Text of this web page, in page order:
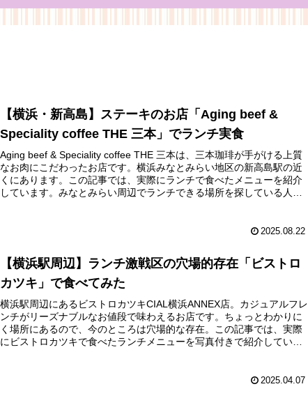
【横浜・新高島】ステーキのお店「Aging beef &
Speciality coffee THE 三本」でランチ実食
Aging beef & Speciality coffee THE 三本は、三本珈琲が手がける上質
なお肉にこだわったお店です。横浜みなとみらい地区の新高島駅の近
くにあります。この記事では、実際にランチで食べたメニューを紹介
しています。みなとみらい周辺でランチできる場所を探している人は
2025.08.22
【横浜駅周辺】ランチ激戦区の穴場的存在「ビストロ
カツキ」で食べてみた
横浜駅周辺にあるビストロカツキCIAL横浜ANNEX店。カジュアルフレ
ンチがリーズナブルなお値段で味わえるお店です。ちょっとわかりに
く場所にあるので、今のところは穴場的な存在。この記事では、実際
にビストロカツキで食べたランチメニューを写真付きで紹介していま
2025.04.07